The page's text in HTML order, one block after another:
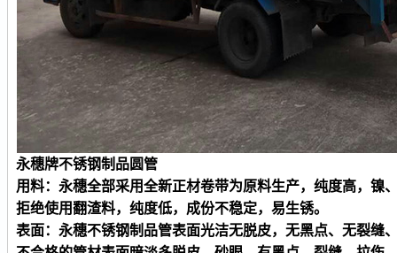
永穗牌不锈钢制品圆管
用料：永穗全部采用全新正材卷带为原料生产，纯度高，镍
拒绝使用翻渣料，纯度低，成份不稳定，易生锈。
表面：永穗不锈钢制品管表面光洁无脱皮，无黑点、无裂缝